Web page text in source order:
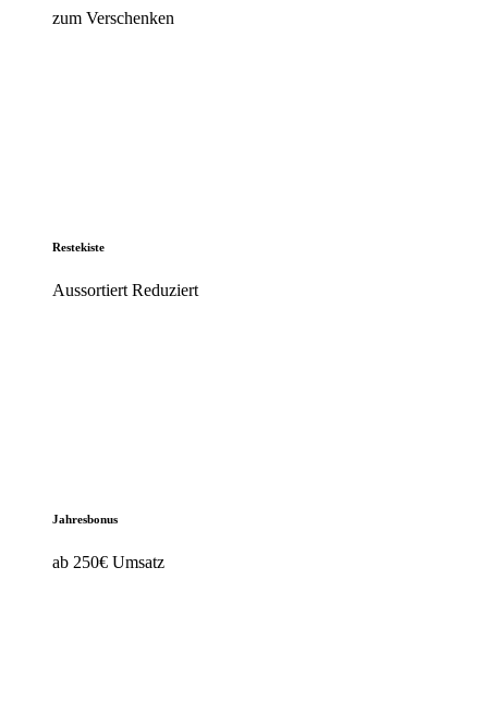
zum Verschenken
Restekiste
Aussortiert Reduziert
Jahresbonus
ab 250€ Umsatz